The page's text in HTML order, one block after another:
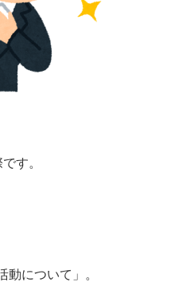
す。
動について」。